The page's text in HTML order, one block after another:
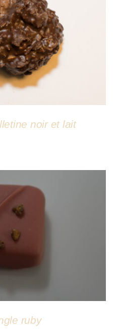
noir et lait
ruby